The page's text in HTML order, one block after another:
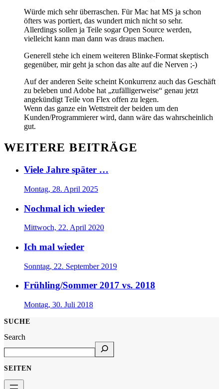
Würde mich sehr überraschen. Für Mac hat MS ja schon
öfters was portiert, das wundert mich nicht so sehr.
Allerdings sollen ja Teile sogar Open Source werden,
vielleicht kann man dann was draus machen.
Generell stehe ich einem weiteren Blinke-Format skeptisch
gegenüber, mir geht ja schon das alte auf die Nerven ;-)
Auf der anderen Seite scheint Konkurrenz auch das Geschäft
zu beleben und Adobe hat „zufälligerweise“ genau jetzt
angekündigt Teile von Flex offen zu legen.
Wenn das ganze ein Wettstreit der beiden um den
Kunden/Programmierer wird, dann wäre das wahrscheinlich
gut.
WEITERE BEITRÄGE
Viele Jahre später …
Montag, 28. April 2025
Nochmal ich wieder
Mittwoch, 22. April 2020
Ich mal wieder
Sonntag, 22. September 2019
Frühling/Sommer 2017 vs. 2018
Montag, 30. Juli 2018
SUCHE
Search
SEITEN